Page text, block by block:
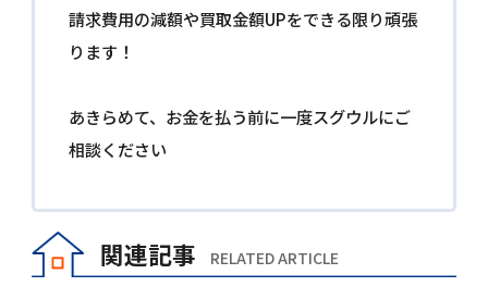
請求費用の減額や買取金額UPをできる限り頑張
ります！
あきらめて、お金を払う前に一度スグウルにご
相談ください
関連記事 RELATED ARTICLE